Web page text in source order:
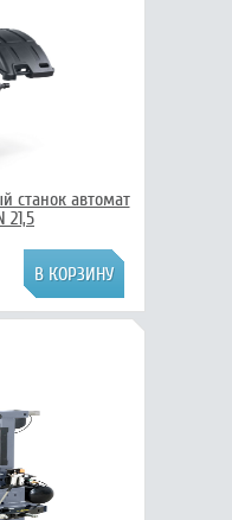
станок автомат
21,5